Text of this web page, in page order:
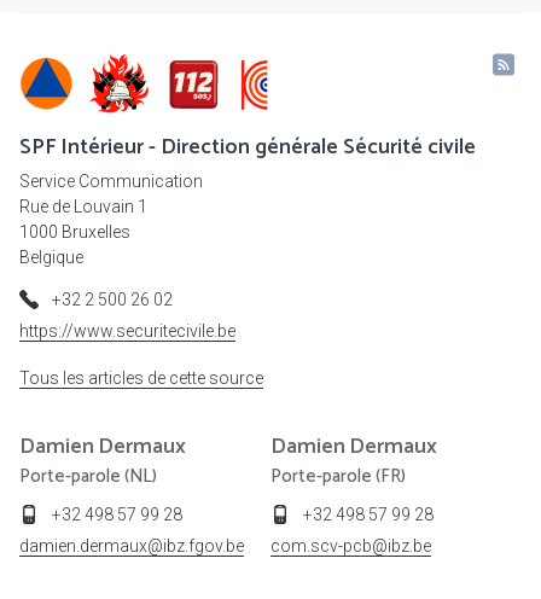
SPF Intérieur - Direction générale Sécurité civile
Service Communication
Rue de Louvain 1
1000 Bruxelles
Belgique
+32 2 500 26 02
https://www.securitecivile.be
Tous les articles de cette source
Damien Dermaux
Porte-parole (NL)
+32 498 57 99 28
damien.dermaux@ibz.fgov.be
Damien Dermaux
Porte-parole (FR)
+32 498 57 99 28
com.scv-pcb@ibz.be